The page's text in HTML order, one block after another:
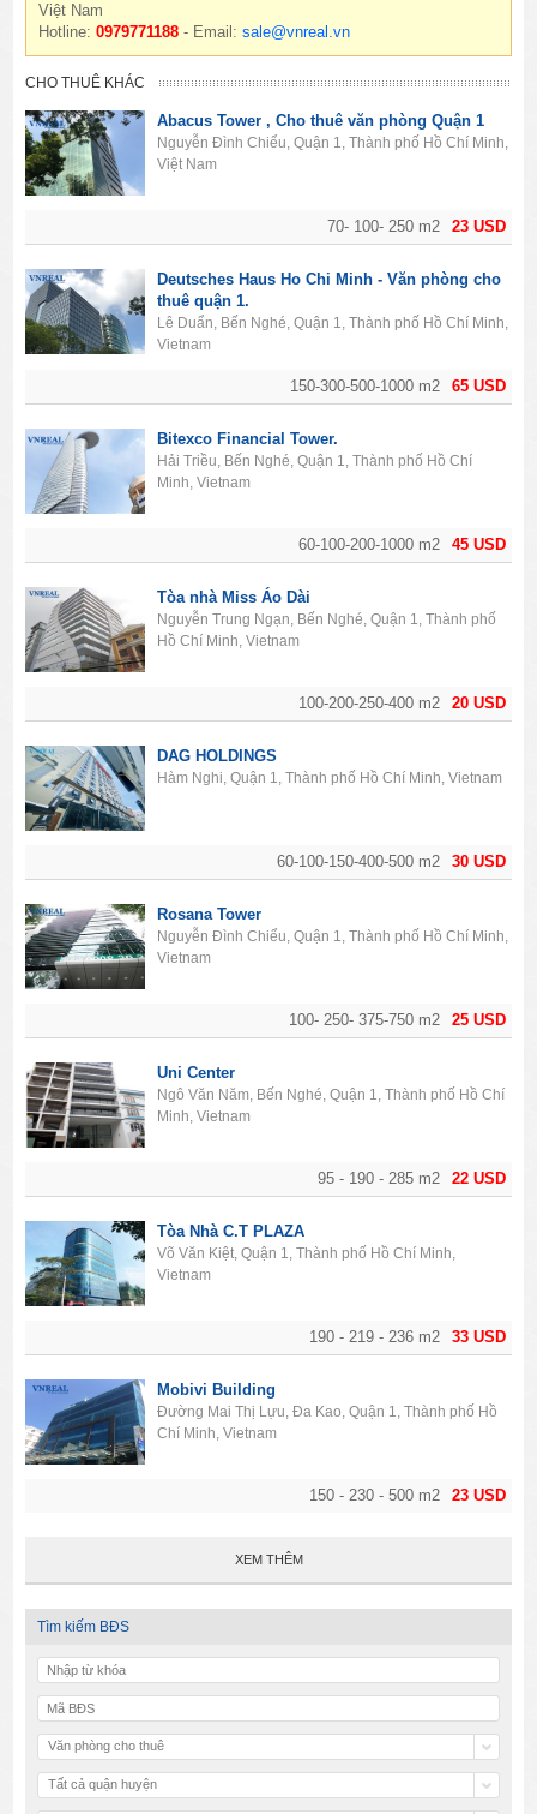
Việt Nam
Hotline:0979771188 - Email:sale@vnreal.vn
CHO THUÊ KHÁC
23 USD
70- 100- 250 m2
Abacus Tower , Cho thuê văn phòng Quận 1
Nguyễn Đình Chiểu, Quận 1, Thành phố Hồ Chí Minh,
Việt Nam
65 USD
150-300-500-1000 m2
Deutsches Haus Ho Chi Minh - Văn phòng cho
thuê quận 1.
Lê Duẩn, Bến Nghé, Quận 1, Thành phố Hồ Chí Minh,
Vietnam
45 USD
60-100-200-1000 m2
Bitexco Financial Tower.
Hải Triều, Bến Nghé, Quận 1, Thành phố Hồ Chí
Minh, Vietnam
20 USD
100-200-250-400 m2
Tòa nhà Miss Áo Dài
Nguyễn Trung Ngạn, Bến Nghé, Quận 1, Thành phố
Hồ Chí Minh, Vietnam
30 USD
60-100-150-400-500 m2
DAG HOLDINGS
Hàm Nghi, Quận 1, Thành phố Hồ Chí Minh, Vietnam
25 USD
100- 250- 375-750 m2
Rosana Tower
Nguyễn Đình Chiểu, Quận 1, Thành phố Hồ Chí Minh,
Vietnam
22 USD
95 - 190 - 285 m2
Uni Center
Ngô Văn Năm, Bến Nghé, Quận 1, Thành phố Hồ Chí
Minh, Vietnam
33 USD
190 - 219 - 236 m2
Tòa Nhà C.T PLAZA
Võ Văn Kiệt, Quận 1, Thành phố Hồ Chí Minh,
Vietnam
23 USD
150 - 230 - 500 m2
Mobivi Building
Đường Mai Thị Lựu, Đa Kao, Quận 1, Thành phố Hồ
Chí Minh, Vietnam
XEM THÊM
Tìm kiếm BĐS
Văn phòng cho thuê
Tất cả quận huyện